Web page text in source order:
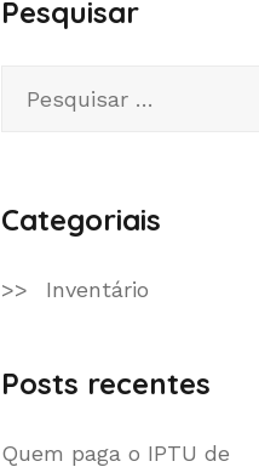
Pesquisar
Categoriais
Inventário
Posts recentes
Quem paga o IPTU de